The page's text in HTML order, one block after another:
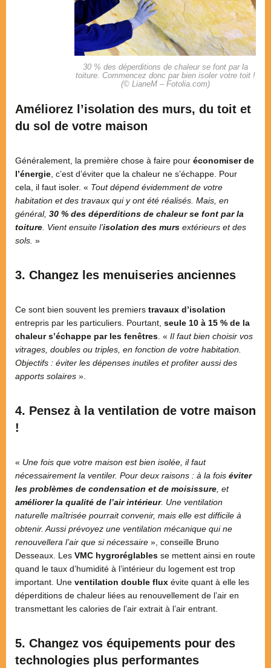
30 % des déperditions de chaleur se font par la
toiture. Commencez donc par bien isoler votre toit !
(© LianeM – Fotolia.com)
Améliorez l’isolation des murs, du toit et
du sol de votre maison
Généralement, la première chose à faire pour économiser de
l’énergie, c’est d’éviter que la chaleur ne s’échappe. Pour
cela, il faut isoler. « Tout dépend évidemment de votre
habitation et des travaux qui y ont été réalisés. Mais, en
général, 30 % des déperditions de chaleur se font par la
toiture. Vient ensuite l’isolation des murs extérieurs et des
sols. »
3. Changez les menuiseries anciennes
Ce sont bien souvent les premiers travaux d’isolation
entrepris par les particuliers. Pourtant, seule 10 à 15 % de la
chaleur s’échappe par les fenêtres. « Il faut bien choisir vos
vitrages, doubles ou triples, en fonction de votre habitation.
Objectifs : éviter les dépenses inutiles et profiter aussi des
apports solaires ».
4. Pensez à la ventilation de votre maison
!
« Une fois que votre maison est bien isolée, il faut
nécessairement la ventiler. Pour deux raisons : à la fois éviter
les problèmes de condensation et de moisissure, et
améliorer la qualité de l’air intérieur. Une ventilation
naturelle maîtrisée pourrait convenir, mais elle est difficile à
obtenir. Aussi prévoyez une ventilation mécanique qui ne
renouvellera l’air que si nécessaire », conseille Bruno
Desseaux. Les VMC hygroréglables se mettent ainsi en route
quand le taux d’humidité à l’intérieur du logement est trop
important. Une ventilation double flux évite quant à elle les
déperditions de chaleur liées au renouvellement de l’air en
transmettant les calories de l’air extrait à l’air entrant.
5. Changez vos équipements pour des
technologies plus performantes